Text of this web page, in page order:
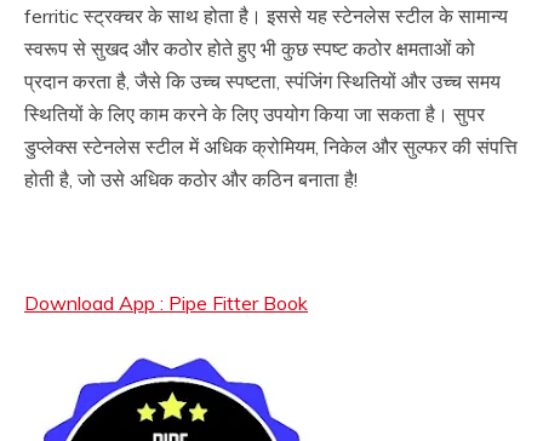
ferritic स्ट्रक्चर के साथ होता है। इससे यह स्टेनलेस स्टील के सामान्य
स्वरूप से सुखद और कठोर होते हुए भी कुछ स्पष्ट कठोर क्षमताओं को
प्रदान करता है, जैसे कि उच्च स्पष्टता, स्पंजिंग स्थितियों और उच्च समय
स्थितियों के लिए काम करने के लिए उपयोग किया जा सकता है। सुपर
डुप्लेक्स स्टेनलेस स्टील में अधिक क्रोमियम, निकेल और सुल्फर की संपत्ति
होती है, जो उसे अधिक कठोर और कठिन बनाता है!
Download App : Pipe Fitter Book